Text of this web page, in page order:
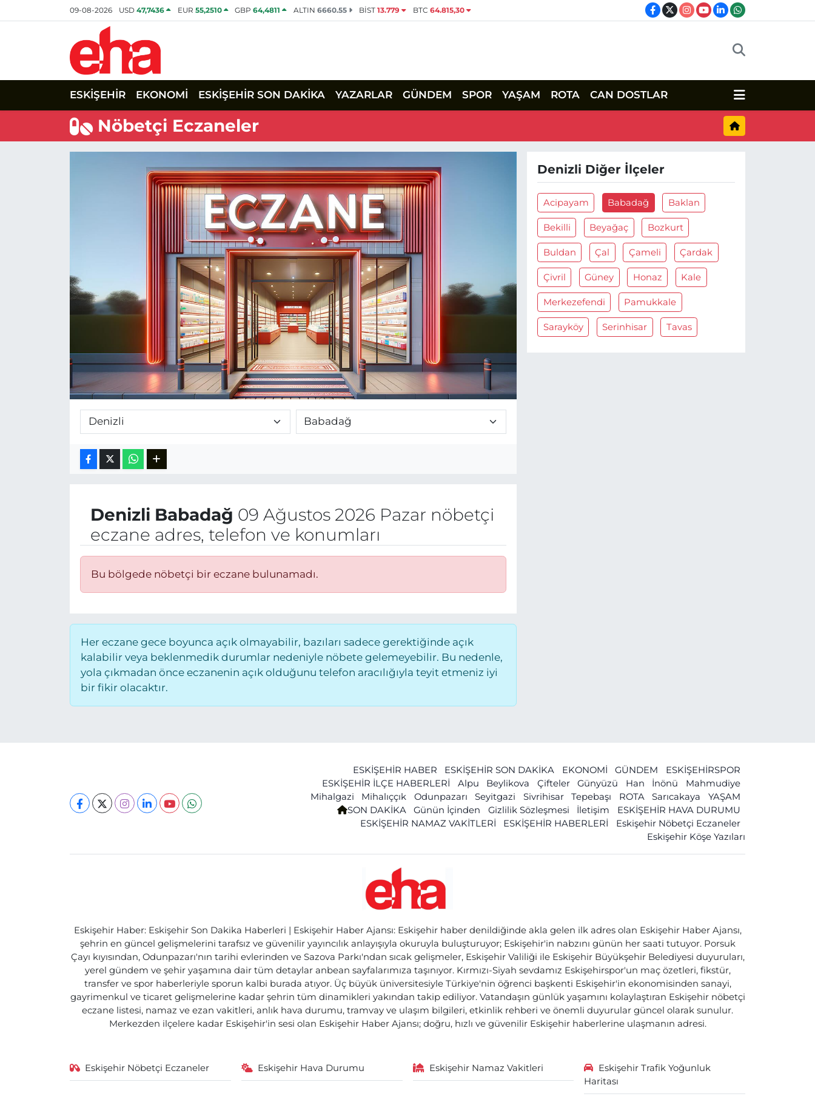
09-08-2026 USD47,7436 EUR 55,2510 GBP64,4811 ALTIN 6660.55 BİST13.779 BTC 64.815,30
ESKİŞEHİR EKONOMİ ESKİŞEHİR SON DAKİKA YAZARLAR GÜNDEM SPOR YAŞAM ROTA CAN DOSTLAR
Nöbetçi Eczaneler
Denizli Babadağ 09 Ağustos 2026 Pazar nöbetçi
eczane adres, telefon ve konumları
Bu bölgede nöbetçi bir eczane bulunamadı.
Her eczane gece boyunca açık olmayabilir, bazıları sadece gerektiğinde açık
kalabilir veya beklenmedik durumlar nedeniyle nöbete gelemeyebilir. Bu nedenle,
yola çıkmadan önce eczanenin açık olduğunu telefon aracılığıyla teyit etmeniz iyi
bir fikir olacaktır.
Denizli Diğer İlçeler
Acipayam Babadağ Baklan
Bekilli Beyağaç Bozkurt
Buldan Çal Çameli Çardak
Çivril Güney Honaz Kale
Merkezefendi Pamukkale
Sarayköy Serinhisar Tavas
ESKİŞEHİR HABER ESKİŞEHİR SON DAKİKA EKONOMİ GÜNDEM
ESKİŞEHİRSPOR
ESKİŞEHİR İLÇE HABERLERİ
Alpu Beylikova Çifteler Günyüzü Han İnönü
Mahmudiye
Mihalgazi
Mihalıççık Odunpazarı Seyitgazi Sivrihisar Tepebaşı ROTA Sarıcakaya
YAŞAM
SON DAKİKA
Günün İçinden Gizlilik Sözleşmesi İletişim
ESKİŞEHİR HAVA DURUMU
ESKİŞEHİR NAMAZ VAKİTLERİ
ESKİŞEHİR HABERLERİ
Eskişehir Nöbetçi Eczaneler
Eskişehir Köşe Yazıları
Eskişehir Haber: Eskişehir Son Dakika Haberleri | Eskişehir Haber Ajansı: Eskişehir haber denildiğinde akla gelen ilk adres olan Eskişehir Haber Ajansı,
şehrin en güncel gelişmelerini tarafsız ve güvenilir yayıncılık anlayışıyla okuruyla buluşturuyor; Eskişehir'in nabzını günün her saati tutuyor. Porsuk
Çayı kıyısından, Odunpazarı'nın tarihi evlerinden ve Sazova Parkı'ndan sıcak gelişmeler, Eskişehir Valiliği ile Eskişehir Büyükşehir Belediyesi duyuruları,
yerel gündem ve şehir yaşamına dair tüm detaylar anbean sayfalarımıza taşınıyor. Kırmızı-Siyah sevdamız Eskişehirspor'un maç özetleri, fikstür,
transfer ve spor haberleriyle sporun kalbi burada atıyor. Üç büyük üniversitesiyle Türkiye'nin öğrenci başkenti Eskişehir'in ekonomisinden sanayi,
gayrimenkul ve ticaret gelişmelerine kadar şehrin tüm dinamikleri yakından takip ediliyor. Vatandaşın günlük yaşamını kolaylaştıran Eskişehir nöbetçi
eczane listesi, namaz ve ezan vakitleri, anlık hava durumu, tramvay ve ulaşım bilgileri, etkinlik rehberi ve önemli duyurular güncel olarak sunulur.
Merkezden ilçelere kadar Eskişehir'in sesi olan Eskişehir Haber Ajansı; doğru, hızlı ve güvenilir Eskişehir haberlerine ulaşmanın adresi.
Eskişehir Nöbetçi Eczaneler Eskişehir Hava Durumu Eskişehir Namaz Vakitleri
Eskişehir Trafik Yoğunluk
Haritası